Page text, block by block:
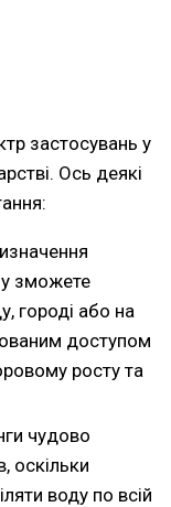
застосувань у
Ось деякі
зможете
городі або на
доступом
росту та
чудово
оскільки
воду по всій